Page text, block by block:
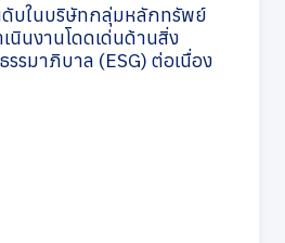
บในบริษัทกลุ่มหลักทรัพย์
นินงานโดดเด่นด้านสิ่ง
รมาภิบาล (ESG) ต่อเนื่อง